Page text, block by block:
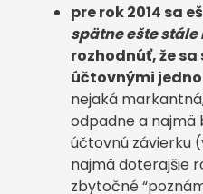
pre rok 2014 sa
spätne ešte stále
rozhodnúť, že
účtovnými
nejaká
odpadne a najmä
účtovnú závierku
najmä doterajšie
zbytočné